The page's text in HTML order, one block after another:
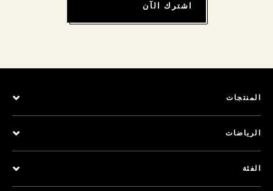
اشترك الآن
المنتجات
الرياضات
الفئة